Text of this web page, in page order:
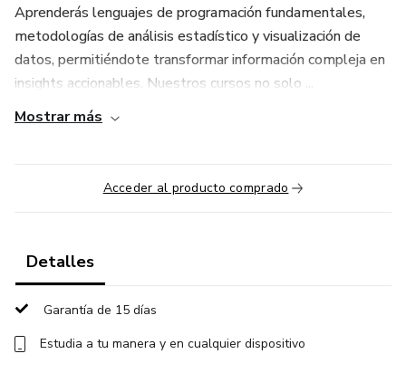
Aprenderás lenguajes de programación fundamentales,
metodologías de análisis estadístico y visualización de
datos, permitiéndote transformar información compleja en
insights accionables. Nuestros cursos no solo ...
Mostrar más
Acceder al producto comprado
Detalles
Garantía de 15 días
Estudia a tu manera y en cualquier dispositivo